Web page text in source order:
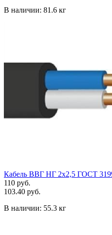
В наличии: 81.6 кг
Кабель ВВГ НГ 2х2,5 ГОСТ
110 руб.
103.40 руб.
В наличии: 55.3 кг